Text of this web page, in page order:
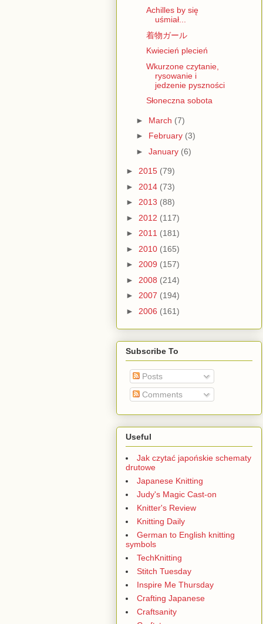
Achilles by się
uśmiał...
着物ガール
Kwiecień plecień
Wkurzone czytanie,
rysowanie i
jedzenie pyszności
Słoneczna sobota
► March (7)
► February (3)
► January (6)
► 2015 (79)
► 2014 (73)
► 2013 (88)
► 2012 (117)
► 2011 (181)
► 2010 (165)
► 2009 (157)
► 2008 (214)
► 2007 (194)
► 2006 (161)
Subscribe To
Posts
Comments
Useful
Jak czytać japońskie schematy
drutowe
Japanese Knitting
Judy's Magic Cast-on
Knitter's Review
Knitting Daily
German to English knitting
symbols
TechKnitting
Stitch Tuesday
Inspire Me Thursday
Crafting Japanese
Craftsanity